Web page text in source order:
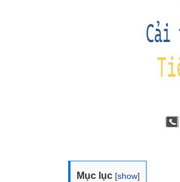
Mục lục [show]